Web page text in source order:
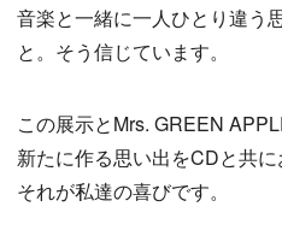
音楽と一緒に一人ひとり違う
と。そう信じています。
この展示とMrs. GREEN
新たに作る思い出をCDと共に
それが私達の喜びです。